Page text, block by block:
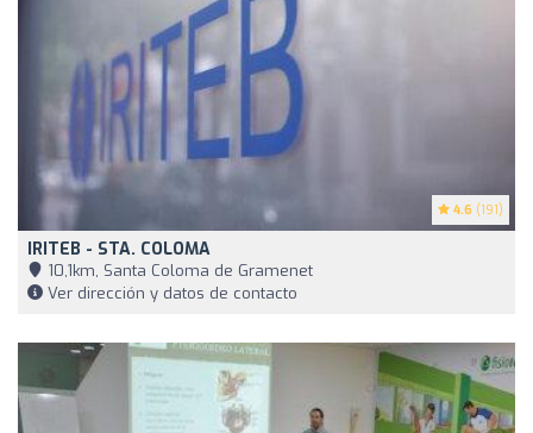
4.6 (191)
IRITEB - STA. COLOMA
10,1km, Santa Coloma de Gramenet
Ver dirección y datos de contacto